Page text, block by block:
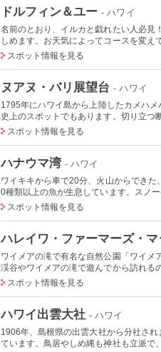
ドルフィン＆ユー - ハワイ
名前のとおり、イルカと戯れたい人必見
しめます。お天気によってコースを変え
スポット情報を見る
ヌアヌ・バリ展望台 - ハワイ
1795年にハワイ島から上陸したカメハ
史上のスポットでもあります。切り立つ
スポット情報を見る
ハナウマ湾 - ハワイ
ワイキキから車で20分、火山からでき
0種類以上の魚が生息しています。スノ
スポット情報を見る
ハレイワ・ファーマーズ・マ
ワイメアの滝で有名な自然公園「ワイメ
渓谷やワイメアの滝で遊んでから訪れる
スポット情報を見る
ハワイ出雲大社 - ハワイ
1906年、島根県の出雲大社から分社さ
ています。鳥居やしめ縄も神社も立派で